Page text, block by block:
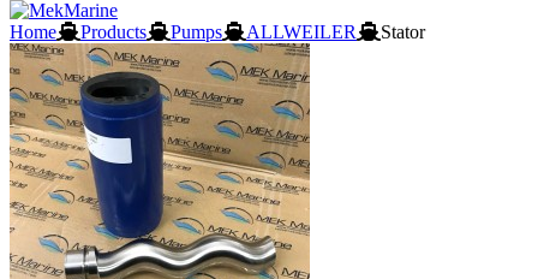
Home Products Pumps ALLWEILER Stator